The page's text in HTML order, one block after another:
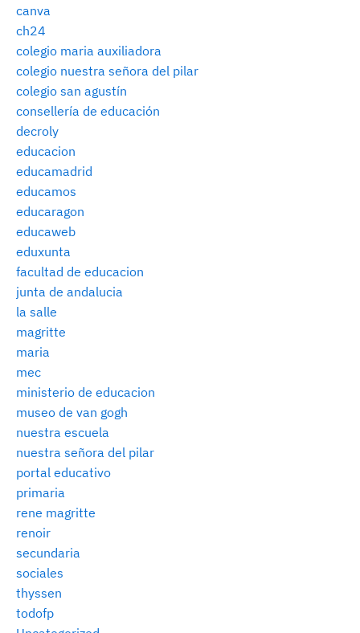
canva
ch24
colegio maria auxiliadora
colegio nuestra señora del pilar
colegio san agustín
consellería de educación
decroly
educacion
educamadrid
educamos
educaragon
educaweb
eduxunta
facultad de educacion
junta de andalucia
la salle
magritte
maria
mec
ministerio de educacion
museo de van gogh
nuestra escuela
nuestra señora del pilar
portal educativo
primaria
rene magritte
renoir
secundaria
sociales
thyssen
todofp